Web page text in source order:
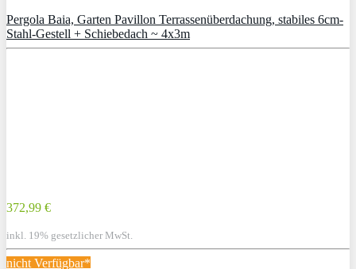
Pergola Baia, Garten Pavillon Terrassenüberdachung, stabiles 6cm-
Stahl-Gestell + Schiebedach ~ 4x3m
372,99 €
inkl. 19% gesetzlicher MwSt.
nicht Verfügbar*